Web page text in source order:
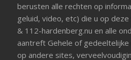
berusten alle rechten op
geluid, video, etc) die u op
& 112-hardenberg.nu en alle
aantreft Gehele of
op andere sites,